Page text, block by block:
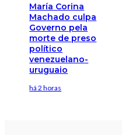
María Corina
Machado culpa
Governo pela
morte de preso
político
venezuelano-
uruguaio
há 2 horas